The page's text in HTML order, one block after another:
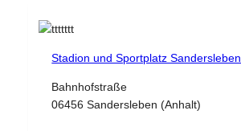
Stadion und Sportplatz Sandersleben
Bahnhofstraße
06456 Sandersleben (Anhalt)